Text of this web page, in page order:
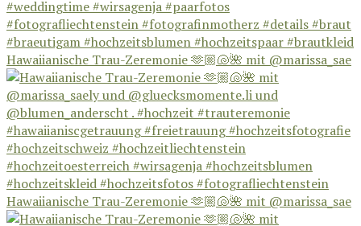
Hawaiianische Trau-Zeremonie 🫶🏼🐚🌺 mit @marissa_sae
Hawaiianische Trau-Zeremonie 🫶🏼🐚🌺 mit @marissa_sae